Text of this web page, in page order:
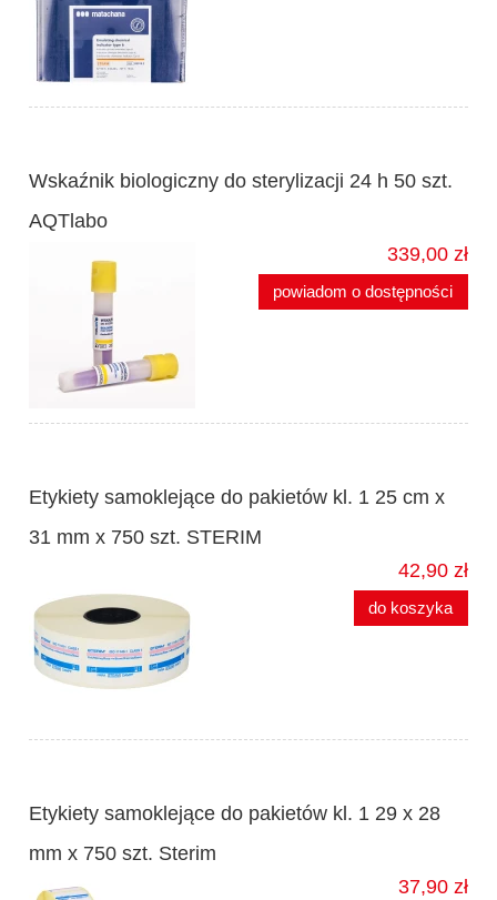
Wskaźnik biologiczny do sterylizacji 24 h 50 szt.
AQTlabo
339,00 zł
powiadom o dostępności
Etykiety samoklejące do pakietów kl. 1 25 cm x
31 mm x 750 szt. STERIM
42,90 zł
do koszyka
Etykiety samoklejące do pakietów kl. 1 29 x 28
mm x 750 szt. Sterim
37,90 zł